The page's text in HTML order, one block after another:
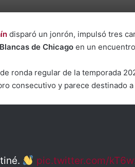
disparó un jonrón, impulsó tres
de Chicago en un
ronda regular de la temporada
consecutivo y parece destinado
pic.twitter.com/